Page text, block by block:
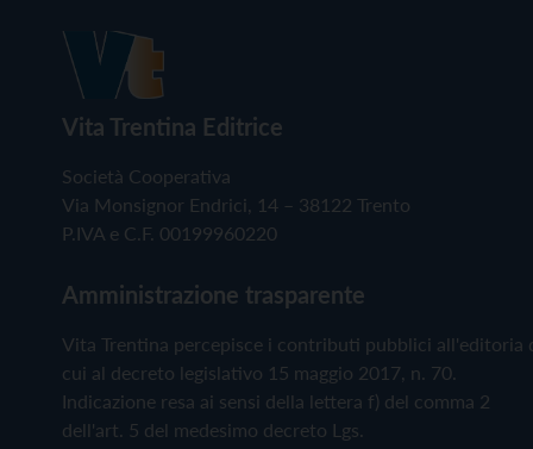
Vita Trentina Editrice
Società Cooperativa
Via Monsignor Endrici, 14 – 38122 Trento
P.IVA e C.F. 00199960220
Amministrazione trasparente
Vita Trentina percepisce i contributi pubblici all'editoria
cui al decreto legislativo 15 maggio 2017, n. 70.
Indicazione resa ai sensi della lettera f) del comma 2
dell'art. 5 del medesimo decreto Lgs.